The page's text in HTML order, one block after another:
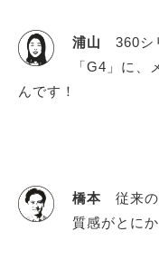
浦山 360シ
「G4」に、
んです！
橋本 従来
質感がとにか